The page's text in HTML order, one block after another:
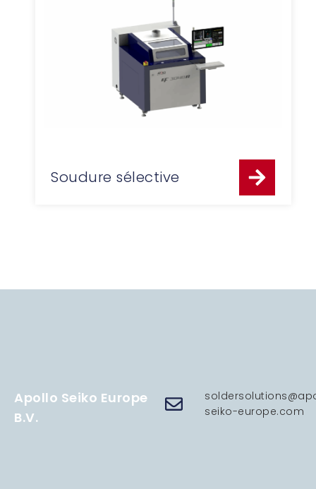
Soudure sélective
Apollo Seiko Europe
B.V.
seiko-europe.com